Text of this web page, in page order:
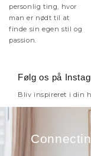
personlig ting, hvor
man er nødt til at
finde sin egen stil og
passion.
Følg os på
Bliv inspireret i din